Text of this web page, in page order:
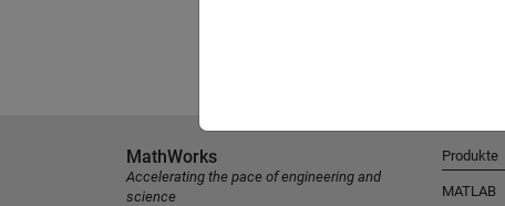
MathWorks
Accelerating the pace of engineering and
science
Produkte
MATLAB